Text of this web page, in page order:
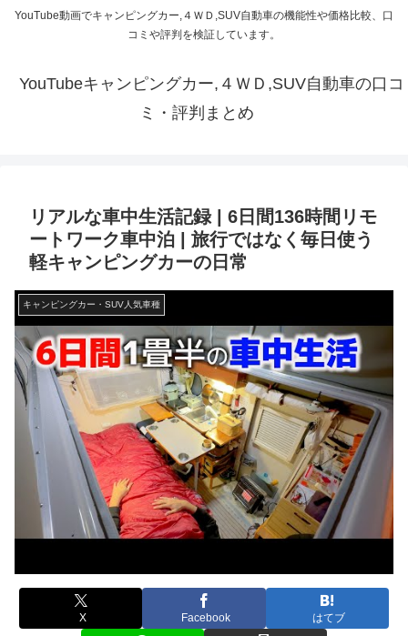
YouTube動画でキャンピングカー,４ＷＤ,SUV自動車の機能性や価格比較、口
コミや評判を検証しています。
YouTubeキャンピングカー,４ＷＤ,SUV自動車の口コ
ミ・評判まとめ
リアルな車中生活記録 | 6日間136時間リモ
ートワーク車中泊 | 旅行ではなく毎日使う
軽キャンピングカーの日常
キャンピングカー・SUV人気車種
X Facebook はてブ